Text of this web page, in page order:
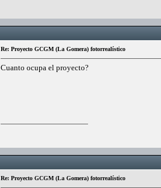
Re: Proyecto GCGM (La Gomera) fotorrealístico
Cuanto ocupa el proyecto?
Re: Proyecto GCGM (La Gomera) fotorrealístico